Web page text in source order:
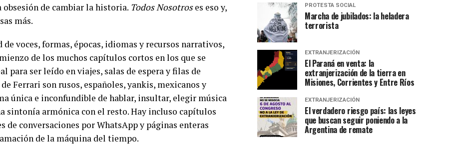
de cambiar la historia. Todos Nosotroses eso y,
más.
voces, formas, épocas, idiomas y recursos narrativos,
de los muchos capítulos cortos en los que se
para ser leído en viajes, salas de espera y filas de
Ferrari son rusos, españoles, yankis, mexicanos y
única e inconfundible de hablar, insultar, elegir música
sintonía armónica con el resto. Hay incluso capítulos
de conversaciones por WhatsApp y páginas enteras
de la máquina del tiempo.
PROTESTA SOCIAL
Marcha de jubilados: la heladera
terrorista
EXTRANJERIZACIÓN
El Paraná en venta: la
extranjerización de la tierra en
Misiones, Corrientes y Entre Ríos
EXTRANJERIZACIÓN
El verdadero riesgo país: las leyes
que buscan seguir poniendo a la
Argentina de remate